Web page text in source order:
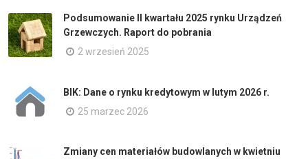
Podsumowanie II kwartału 2025 rynku Urządzeń
Grzewczych. Raport do pobrania
2 wrzesień 2025
BIK: Dane o rynku kredytowym w lutym 2026 r.
25 marzec 2026
Zmiany cen materiałów budowlanych w kwietniu